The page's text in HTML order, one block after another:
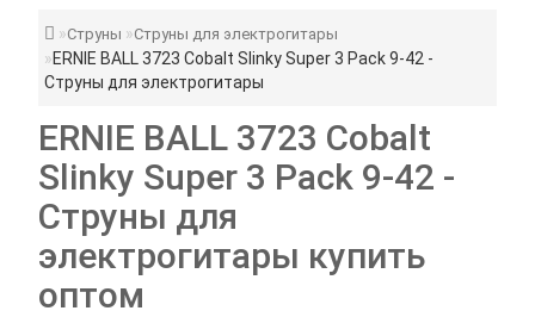
Струны Струны для электрогитары
ERNIE BALL 3723 Cobalt Slinky Super 3 Pack 9-42 -
Струны для электрогитары
ERNIE BALL 3723 Cobalt
Slinky Super 3 Pack 9-42 -
Струны для
электрогитары купить
оптом